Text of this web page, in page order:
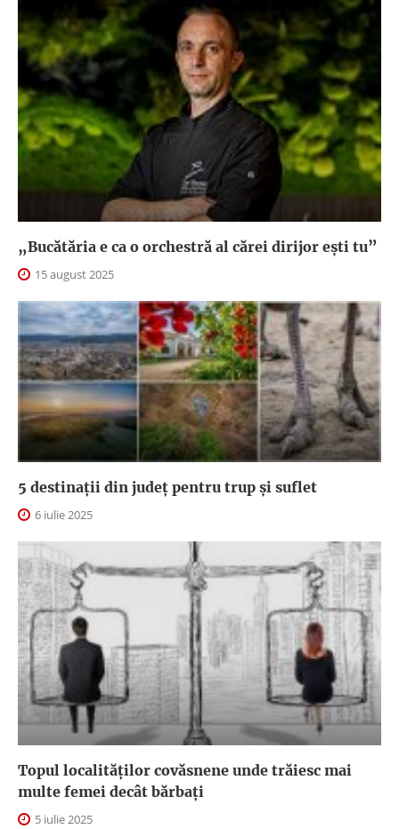
„Bucătăria e ca o orchestră al cărei dirijor ești tu”
15 august 2025
5 destinații din județ pentru trup și suflet
6 iulie 2025
Topul localităților covăsnene unde trăiesc mai
multe femei decât bărbați
5 iulie 2025